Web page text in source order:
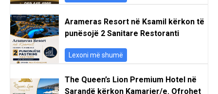
Arameras Resort në Ksamil kërkon të
punësojë 2 Sanitare Restoranti
Lexoni më shumë
The Queen’s Lion Premium Hotel në
Sarandë kërkon Kamarier/e. Ofrohet